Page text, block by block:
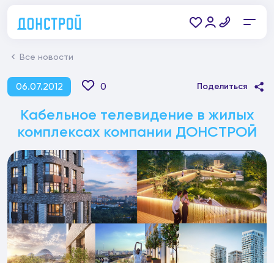
Все новости
06.07.2012 0 Поделиться
Кабельное телевидение в жилых
комплексах компании ДОНСТРОЙ